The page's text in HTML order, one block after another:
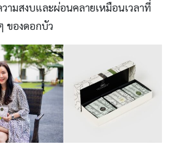
ามสงบและผ่อนคลายเหมือนเวลาที่
ของดอกบัว